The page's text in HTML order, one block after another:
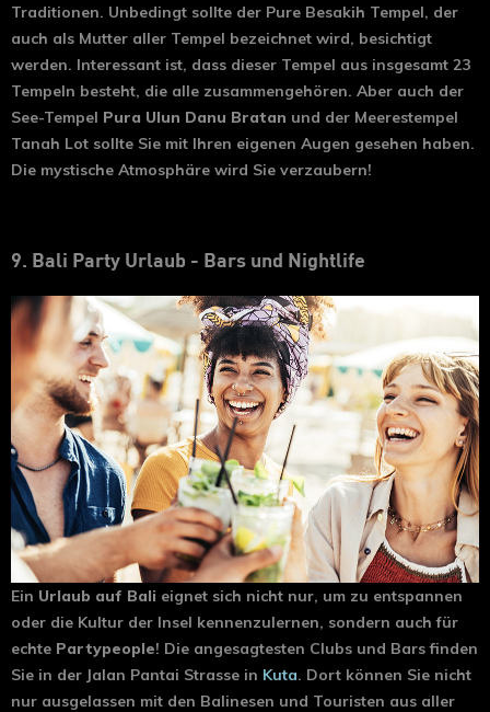
Traditionen. Unbedingt sollte der Pure Besakih Tempel, der
auch als Mutter aller Tempel bezeichnet wird, besichtigt
werden. Interessant ist, dass dieser Tempel aus insgesamt 23
Tempeln besteht, die alle zusammengehören. Aber auch der
See-Tempel Pura Ulun Danu Bratan und der Meerestempel
Tanah Lot sollte Sie mit Ihren eigenen Augen gesehen haben.
Die mystische Atmosphäre wird Sie verzaubern!
9. Bali Party Urlaub - Bars und Nightlife
Ein Urlaub auf Bali eignet sich nicht nur, um zu entspannen
oder die Kultur der Insel kennenzulernen, sondern auch für
echte Partypeople! Die angesagtesten Clubs und Bars finden
Sie in der Jalan Pantai Strasse in Kuta. Dort können Sie nicht
nur ausgelassen mit den Balinesen und Touristen aus aller